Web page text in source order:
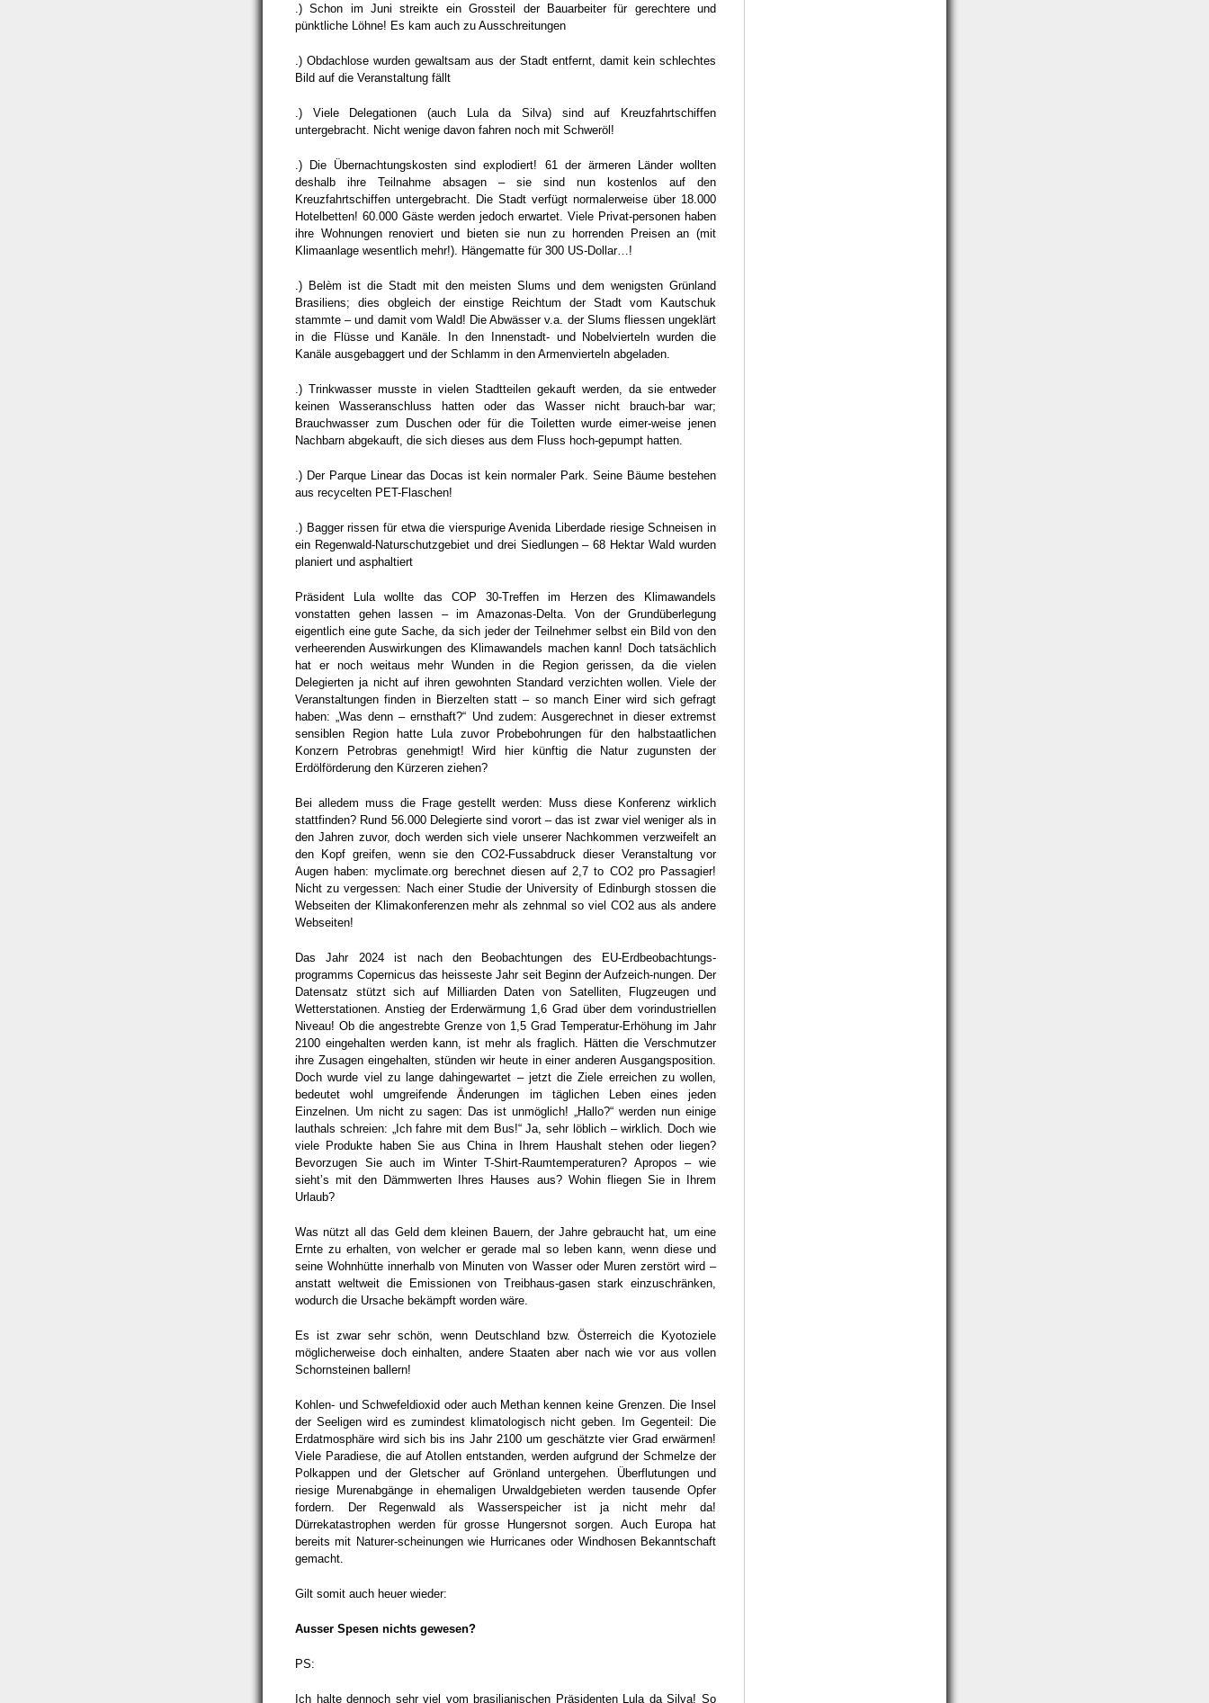
.) Schon im Juni streikte ein Grossteil der Bauarbeiter für gerechtere und
pünktliche Löhne! Es kam auch zu Ausschreitungen
.) Obdachlose wurden gewaltsam aus der Stadt entfernt, damit kein schlechtes
Bild auf die Veranstaltung fällt
.) Viele Delegationen (auch Lula da Silva) sind auf Kreuzfahrtschiffen
untergebracht. Nicht wenige davon fahren noch mit Schweröl!
.) Die Übernachtungskosten sind explodiert! 61 der ärmeren Länder wollten
deshalb ihre Teilnahme absagen – sie sind nun kostenlos auf den
Kreuzfahrtschiffen untergebracht. Die Stadt verfügt normalerweise über 18.000
Hotelbetten! 60.000 Gäste werden jedoch erwartet. Viele Privat-personen haben
ihre Wohnungen renoviert und bieten sie nun zu horrenden Preisen an (mit
Klimaanlage wesentlich mehr!). Hängematte für 300 US-Dollar…!
.) Belèm ist die Stadt mit den meisten Slums und dem wenigsten Grünland
Brasiliens; dies obgleich der einstige Reichtum der Stadt vom Kautschuk
stammte – und damit vom Wald! Die Abwässer v.a. der Slums fliessen ungeklärt
in die Flüsse und Kanäle. In den Innenstadt- und Nobelvierteln wurden die
Kanäle ausgebaggert und der Schlamm in den Armenvierteln abgeladen.
.) Trinkwasser musste in vielen Stadtteilen gekauft werden, da sie entweder
keinen Wasseranschluss hatten oder das Wasser nicht brauch-bar war;
Brauchwasser zum Duschen oder für die Toiletten wurde eimer-weise jenen
Nachbarn abgekauft, die sich dieses aus dem Fluss hoch-gepumpt hatten.
.) Der Parque Linear das Docas ist kein normaler Park. Seine Bäume bestehen
aus recycelten PET-Flaschen!
.) Bagger rissen für etwa die vierspurige Avenida Liberdade riesige Schneisen in
ein Regenwald-Naturschutzgebiet und drei Siedlungen – 68 Hektar Wald wurden
planiert und asphaltiert
Präsident Lula wollte das COP 30-Treffen im Herzen des Klimawandels
vonstatten gehen lassen – im Amazonas-Delta. Von der Grundüberlegung
eigentlich eine gute Sache, da sich jeder der Teilnehmer selbst ein Bild von den
verheerenden Auswirkungen des Klimawandels machen kann! Doch tatsächlich
hat er noch weitaus mehr Wunden in die Region gerissen, da die vielen
Delegierten ja nicht auf ihren gewohnten Standard verzichten wollen. Viele der
Veranstaltungen finden in Bierzelten statt – so manch Einer wird sich gefragt
haben: „Was denn – ernsthaft?“ Und zudem: Ausgerechnet in dieser extremst
sensiblen Region hatte Lula zuvor Probebohrungen für den halbstaatlichen
Konzern Petrobras genehmigt! Wird hier künftig die Natur zugunsten der
Erdölförderung den Kürzeren ziehen?
Bei alledem muss die Frage gestellt werden: Muss diese Konferenz wirklich
stattfinden? Rund 56.000 Delegierte sind vorort – das ist zwar viel weniger als in
den Jahren zuvor, doch werden sich viele unserer Nachkommen verzweifelt an
den Kopf greifen, wenn sie den CO2-Fussabdruck dieser Veranstaltung vor
Augen haben: myclimate.org berechnet diesen auf 2,7 to CO2 pro Passagier!
Nicht zu vergessen: Nach einer Studie der University of Edinburgh stossen die
Webseiten der Klimakonferenzen mehr als zehnmal so viel CO2 aus als andere
Webseiten!
Das Jahr 2024 ist nach den Beobachtungen des EU-Erdbeobachtungs-
programms Copernicus das heisseste Jahr seit Beginn der Aufzeich-nungen. Der
Datensatz stützt sich auf Milliarden Daten von Satelliten, Flugzeugen und
Wetterstationen. Anstieg der Erderwärmung 1,6 Grad über dem vorindustriellen
Niveau! Ob die angestrebte Grenze von 1,5 Grad Temperatur-Erhöhung im Jahr
2100 eingehalten werden kann, ist mehr als fraglich. Hätten die Verschmutzer
ihre Zusagen eingehalten, stünden wir heute in einer anderen Ausgangsposition.
Doch wurde viel zu lange dahingewartet – jetzt die Ziele erreichen zu wollen,
bedeutet wohl umgreifende Änderungen im täglichen Leben eines jeden
Einzelnen. Um nicht zu sagen: Das ist unmöglich! „Hallo?“ werden nun einige
lauthals schreien: „Ich fahre mit dem Bus!“ Ja, sehr löblich – wirklich. Doch wie
viele Produkte haben Sie aus China in Ihrem Haushalt stehen oder liegen?
Bevorzugen Sie auch im Winter T-Shirt-Raumtemperaturen? Apropos – wie
sieht’s mit den Dämmwerten Ihres Hauses aus? Wohin fliegen Sie in Ihrem
Urlaub?
Was nützt all das Geld dem kleinen Bauern, der Jahre gebraucht hat, um eine
Ernte zu erhalten, von welcher er gerade mal so leben kann, wenn diese und
seine Wohnhütte innerhalb von Minuten von Wasser oder Muren zerstört wird –
anstatt weltweit die Emissionen von Treibhaus-gasen stark einzuschränken,
wodurch die Ursache bekämpft worden wäre.
Es ist zwar sehr schön, wenn Deutschland bzw. Österreich die Kyotoziele
möglicherweise doch einhalten, andere Staaten aber nach wie vor aus vollen
Schornsteinen ballern!
Kohlen- und Schwefeldioxid oder auch Methan kennen keine Grenzen. Die Insel
der Seeligen wird es zumindest klimatologisch nicht geben. Im Gegenteil: Die
Erdatmosphäre wird sich bis ins Jahr 2100 um geschätzte vier Grad erwärmen!
Viele Paradiese, die auf Atollen entstanden, werden aufgrund der Schmelze der
Polkappen und der Gletscher auf Grönland untergehen. Überflutungen und
riesige Murenabgänge in ehemaligen Urwaldgebieten werden tausende Opfer
fordern. Der Regenwald als Wasserspeicher ist ja nicht mehr da!
Dürrekatastrophen werden für grosse Hungersnot sorgen. Auch Europa hat
bereits mit Naturer-scheinungen wie Hurricanes oder Windhosen Bekanntschaft
gemacht.
Gilt somit auch heuer wieder:
Ausser Spesen nichts gewesen?
PS:
Ich halte dennoch sehr viel vom brasilianischen Präsidenten Lula da Silva! So